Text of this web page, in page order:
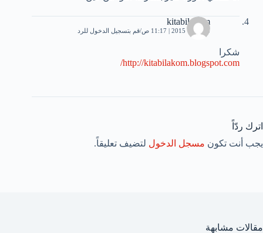
kitabilakom
3 أكتوبر، 2015 | 11:17 ص قم بتسجيل الدخول للرد
شكرا
http://kitabilakom.blogspot.com/
اترك ردّاً
يجب أنت تكون مسجل الدخول لتضيف تعليقاً.
مقالات مشابهة